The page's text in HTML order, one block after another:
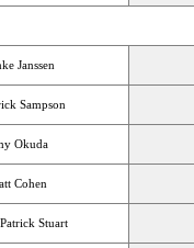
Janssen
Sampson
Okuda
Cohen
Stuart